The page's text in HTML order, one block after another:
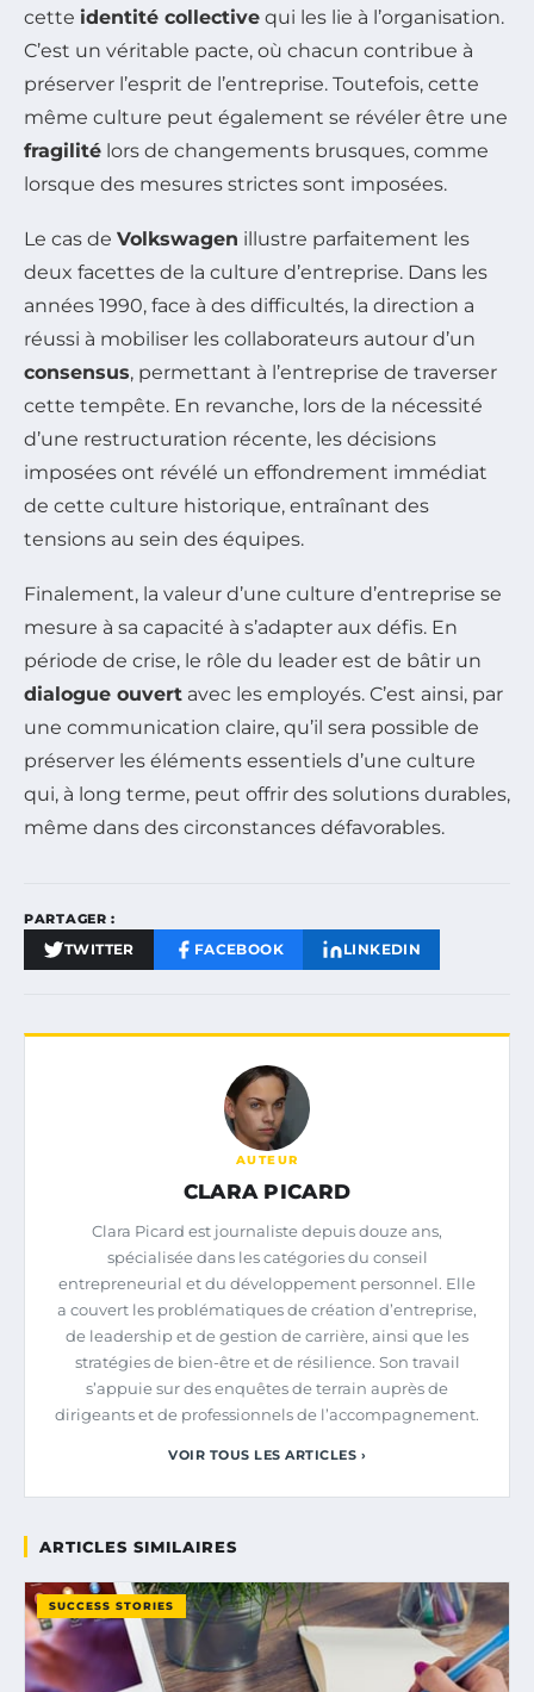
cette identité collective qui les lie à l’organisation.
C’est un véritable pacte, où chacun contribue à
préserver l’esprit de l’entreprise. Toutefois, cette
même culture peut également se révéler être une
fragilité lors de changements brusques, comme
lorsque des mesures strictes sont imposées.
Le cas de Volkswagen illustre parfaitement les
deux facettes de la culture d’entreprise. Dans les
années 1990, face à des difficultés, la direction a
réussi à mobiliser les collaborateurs autour d’un
consensus, permettant à l’entreprise de traverser
cette tempête. En revanche, lors de la nécessité
d’une restructuration récente, les décisions
imposées ont révélé un effondrement immédiat
de cette culture historique, entraînant des
tensions au sein des équipes.
Finalement, la valeur d’une culture d’entreprise se
mesure à sa capacité à s’adapter aux défis. En
période de crise, le rôle du leader est de bâtir un
dialogue ouvert avec les employés. C’est ainsi, par
une communication claire, qu’il sera possible de
préserver les éléments essentiels d’une culture
qui, à long terme, peut offrir des solutions durables,
même dans des circonstances défavorables.
PARTAGER :
TWITTER FACEBOOK LINKEDIN
AUTEUR
CLARA PICARD
Clara Picard est journaliste depuis douze ans,
spécialisée dans les catégories du conseil
entrepreneurial et du développement personnel. Elle
a couvert les problématiques de création d’entreprise,
de leadership et de gestion de carrière, ainsi que les
stratégies de bien-être et de résilience. Son travail
s’appuie sur des enquêtes de terrain auprès de
dirigeants et de professionnels de l’accompagnement.
VOIR TOUS LES ARTICLES ›
ARTICLES SIMILAIRES
SUCCESS STORIES